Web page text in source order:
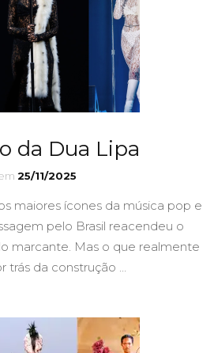
da Dua Lipa
25/11/2025
maiores ícones da música pop e
pelo Brasil reacendeu o
marcante. Mas o que realmente
trás da construção …